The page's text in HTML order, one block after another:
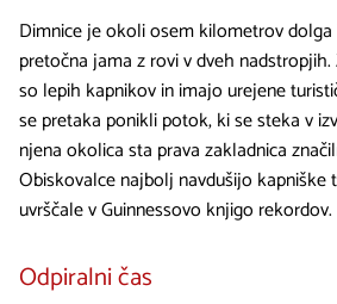
Dimnice je okoli osem kilometrov
pretočna jama z rovi v dveh
so lepih kapnikov in imajo urejene
se pretaka ponikli potok, ki se steka v
njena okolica sta prava zakladnica
Obiskovalce najbolj navdušijo kapniške
uvrščale v Guinnessovo knjigo rekordov.
Odpiralni čas